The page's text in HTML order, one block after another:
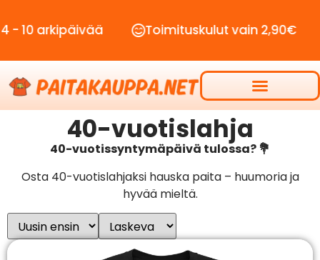
Toimituskulut vain 2,90€
40-vuotislahja
40-vuotissyntymäpäivä tulossa? 💐
Osta 40-vuotislahjaksi hauska paita – huumoria ja
hyvää mieltä.